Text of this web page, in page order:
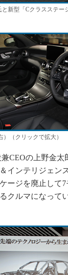
新型「Cクラスステー
（クリックで拡大）
CEOの上野金太
インテリジェン
ージを廃止して7
クルマになって